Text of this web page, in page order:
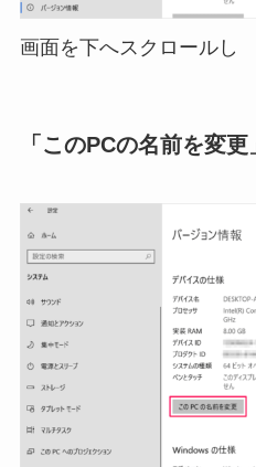
画面を下へスクロールし
「このPCの名前を変